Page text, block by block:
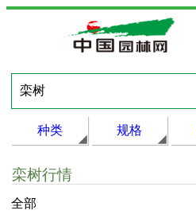
种类 规格
栾树行情
全部